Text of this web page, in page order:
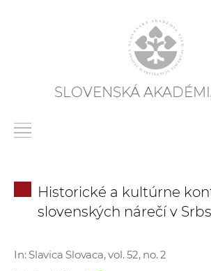
SLOVENSKÁ
Historické a kultúrne
slovenských nárečí v
In: Slavica Slovaca, vol. 52, no. 2